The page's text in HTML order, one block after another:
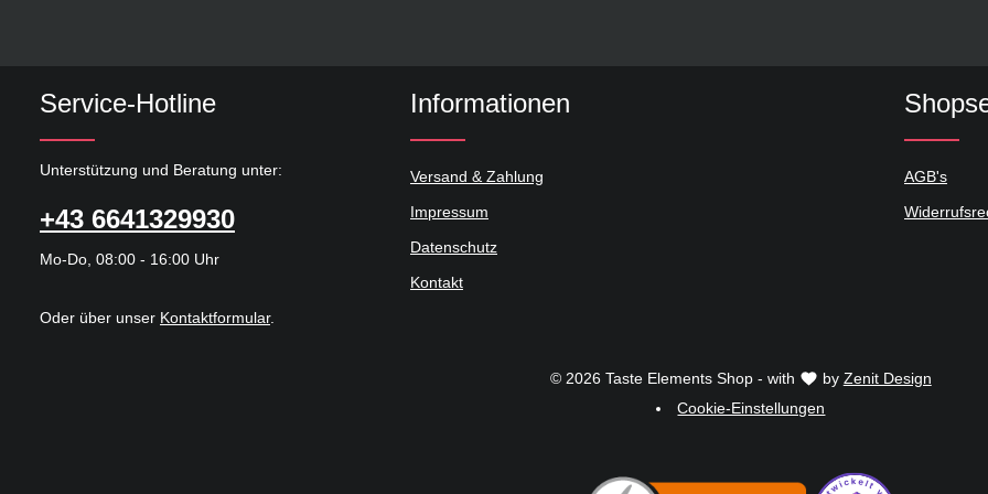
Service-Hotline
Unterstützung und Beratung unter:
+43 6641329930
Mo-Do, 08:00 - 16:00 Uhr
Oder über unser Kontaktformular.
Informationen
Versand & Zahlung
Impressum
Datenschutz
Kontakt
AGB's
© 2026 Taste Elements Shop - with by Zenit Design
Cookie-Einstellungen